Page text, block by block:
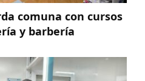
comuna con cursos
y barbería